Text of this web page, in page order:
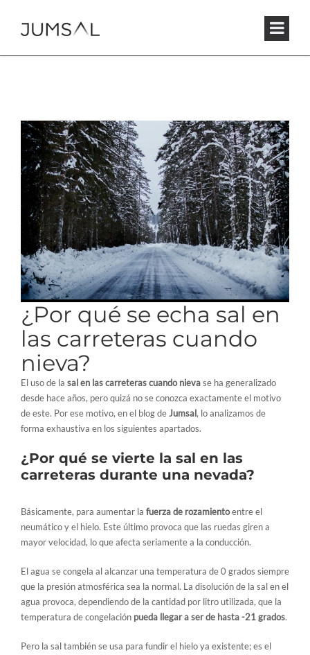
¿Por qué se echa sal en
las carreteras cuando
nieva?
El uso de la sal en las carreteras cuando nievase ha generalizado
desde hace años, pero quizá no se conozca exactamente el motivo
de este. Por ese motivo, en el blog deJumsal, lo analizamos de
forma exhaustiva en los siguientes apartados.
¿Por qué se vierte la sal en las
carreteras durante una nevada?
Básicamente, para aumentar la fuerza de rozamientoentre el
neumático y el hielo. Este último provoca que las ruedas giren a
mayor velocidad, lo que afecta seriamente a la conducción.
El agua se congela al alcanzar una temperatura de 0 grados siempre
que la presión atmosférica sea la normal. La disolución de la sal en el
agua provoca, dependiendo de la cantidad por litro utilizada, que la
temperatura de congelación pueda llegar a ser de hasta -21 grados.
Pero la sal también se usa para fundir el hielo ya existente; es el